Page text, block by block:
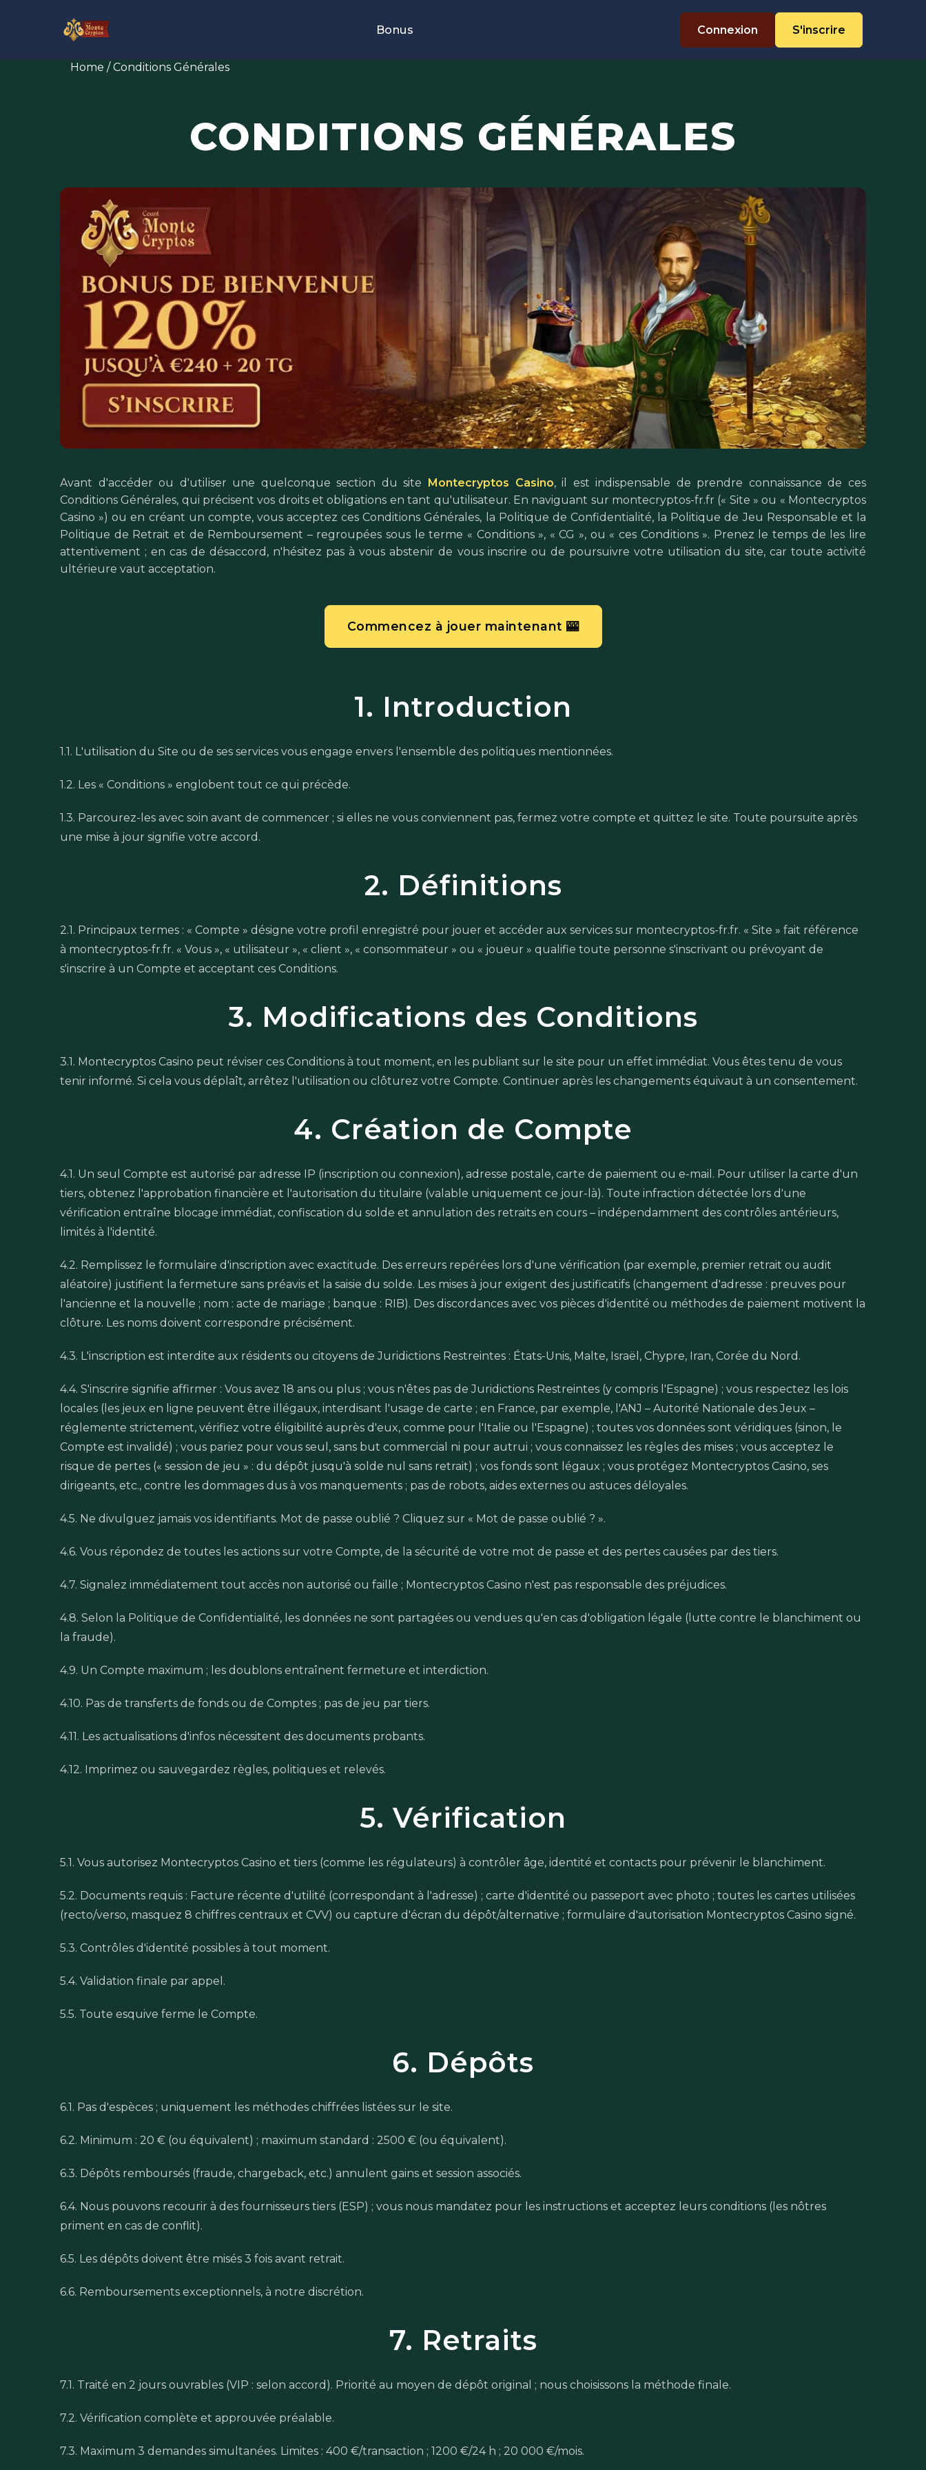
Bonus Connexion S'inscrire
Home / Conditions Générales
CONDITIONS GÉNÉRALES
Avant d'accéder ou d'utiliser une quelconque section du site Montecryptos Casino, il est indispensable de prendre connaissance de ces
Conditions Générales, qui précisent vos droits et obligations en tant qu'utilisateur. En naviguant sur montecryptos-fr.fr (« Site » ou « Montecryptos
Casino ») ou en créant un compte, vous acceptez ces Conditions Générales, la Politique de Confidentialité, la Politique de Jeu Responsable et la
Politique de Retrait et de Remboursement – regroupées sous le terme « Conditions », « CG », ou « ces Conditions ». Prenez le temps de les lire
attentivement ; en cas de désaccord, n'hésitez pas à vous abstenir de vous inscrire ou de poursuivre votre utilisation du site, car toute activité
ultérieure vaut acceptation.
Commencez à jouer maintenant 🎰
1. Introduction
1.1. L'utilisation du Site ou de ses services vous engage envers l'ensemble des politiques mentionnées.
1.2. Les « Conditions » englobent tout ce qui précède.
1.3. Parcourez-les avec soin avant de commencer ; si elles ne vous conviennent pas, fermez votre compte et quittez le site. Toute poursuite après
une mise à jour signifie votre accord.
2. Définitions
2.1. Principaux termes : « Compte » désigne votre profil enregistré pour jouer et accéder aux services sur montecryptos-fr.fr. « Site » fait référence
à montecryptos-fr.fr. « Vous », « utilisateur », « client », « consommateur » ou « joueur » qualifie toute personne s'inscrivant ou prévoyant de
s'inscrire à un Compte et acceptant ces Conditions.
3. Modifications des Conditions
3.1. Montecryptos Casino peut réviser ces Conditions à tout moment, en les publiant sur le site pour un effet immédiat. Vous êtes tenu de vous
tenir informé. Si cela vous déplaît, arrêtez l'utilisation ou clôturez votre Compte. Continuer après les changements équivaut à un consentement.
4. Création de Compte
4.1. Un seul Compte est autorisé par adresse IP (inscription ou connexion), adresse postale, carte de paiement ou e-mail. Pour utiliser la carte d'un
tiers, obtenez l'approbation financière et l'autorisation du titulaire (valable uniquement ce jour-là). Toute infraction détectée lors d'une
vérification entraîne blocage immédiat, confiscation du solde et annulation des retraits en cours – indépendamment des contrôles antérieurs,
limités à l'identité.
4.2. Remplissez le formulaire d'inscription avec exactitude. Des erreurs repérées lors d'une vérification (par exemple, premier retrait ou audit
aléatoire) justifient la fermeture sans préavis et la saisie du solde. Les mises à jour exigent des justificatifs (changement d'adresse : preuves pour
l'ancienne et la nouvelle ; nom : acte de mariage ; banque : RIB). Des discordances avec vos pièces d'identité ou méthodes de paiement motivent la
clôture. Les noms doivent correspondre précisément.
4.3. L'inscription est interdite aux résidents ou citoyens de Juridictions Restreintes : États-Unis, Malte, Israël, Chypre, Iran, Corée du Nord.
4.4. S'inscrire signifie affirmer : Vous avez 18 ans ou plus ; vous n'êtes pas de Juridictions Restreintes (y compris l'Espagne) ; vous respectez les lois
locales (les jeux en ligne peuvent être illégaux, interdisant l'usage de carte ; en France, par exemple, l'ANJ – Autorité Nationale des Jeux –
réglemente strictement, vérifiez votre éligibilité auprès d'eux, comme pour l'Italie ou l'Espagne) ; toutes vos données sont véridiques (sinon, le
Compte est invalidé) ; vous pariez pour vous seul, sans but commercial ni pour autrui ; vous connaissez les règles des mises ; vous acceptez le
risque de pertes (« session de jeu » : du dépôt jusqu'à solde nul sans retrait) ; vos fonds sont légaux ; vous protégez Montecryptos Casino, ses
dirigeants, etc., contre les dommages dus à vos manquements ; pas de robots, aides externes ou astuces déloyales.
4.5. Ne divulguez jamais vos identifiants. Mot de passe oublié ? Cliquez sur « Mot de passe oublié ? ».
4.6. Vous répondez de toutes les actions sur votre Compte, de la sécurité de votre mot de passe et des pertes causées par des tiers.
4.7. Signalez immédiatement tout accès non autorisé ou faille ; Montecryptos Casino n'est pas responsable des préjudices.
4.8. Selon la Politique de Confidentialité, les données ne sont partagées ou vendues qu'en cas d'obligation légale (lutte contre le blanchiment ou
la fraude).
4.9. Un Compte maximum ; les doublons entraînent fermeture et interdiction.
4.10. Pas de transferts de fonds ou de Comptes ; pas de jeu par tiers.
4.11. Les actualisations d'infos nécessitent des documents probants.
4.12. Imprimez ou sauvegardez règles, politiques et relevés.
5. Vérification
5.1. Vous autorisez Montecryptos Casino et tiers (comme les régulateurs) à contrôler âge, identité et contacts pour prévenir le blanchiment.
5.2. Documents requis : Facture récente d'utilité (correspondant à l'adresse) ; carte d'identité ou passeport avec photo ; toutes les cartes utilisées
(recto/verso, masquez 8 chiffres centraux et CVV) ou capture d'écran du dépôt/alternative ; formulaire d'autorisation Montecryptos Casino signé.
5.3. Contrôles d'identité possibles à tout moment.
5.4. Validation finale par appel.
5.5. Toute esquive ferme le Compte.
6. Dépôts
6.1. Pas d'espèces ; uniquement les méthodes chiffrées listées sur le site.
6.2. Minimum : 20 € (ou équivalent) ; maximum standard : 2500 € (ou équivalent).
6.3. Dépôts remboursés (fraude, chargeback, etc.) annulent gains et session associés.
6.4. Nous pouvons recourir à des fournisseurs tiers (ESP) ; vous nous mandatez pour les instructions et acceptez leurs conditions (les nôtres
priment en cas de conflit).
6.5. Les dépôts doivent être misés 3 fois avant retrait.
6.6. Remboursements exceptionnels, à notre discrétion.
7. Retraits
7.1. Traité en 2 jours ouvrables (VIP : selon accord). Priorité au moyen de dépôt original ; nous choisissons la méthode finale.
7.2. Vérification complète et approuvée préalable.
7.3. Maximum 3 demandes simultanées. Limites : 400 €/transaction ; 1200 €/24 h ; 20 000 €/mois.